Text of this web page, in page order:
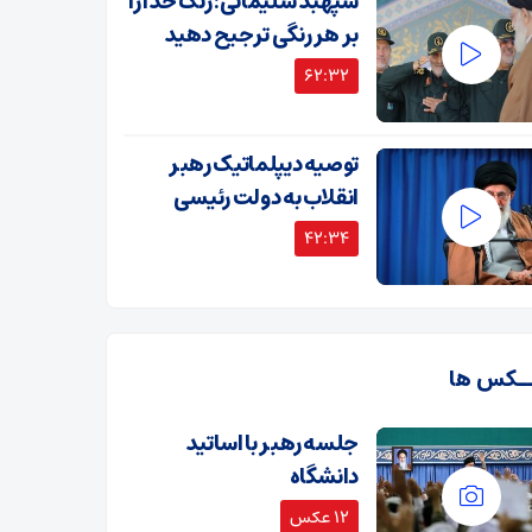
بر هر رنگی ترجیح دهید
62:32
توصیه دیپلماتیک رهبر
انقلاب به دولت رئیسی
42:34
ها
جلسه رهبر با اساتید
دانشگاه
12 عکس